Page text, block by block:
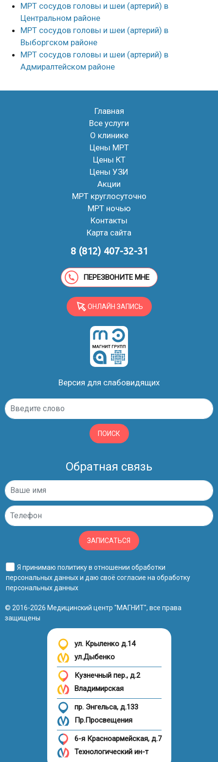
МРТ сосудов головы и шеи (артерий) в
Центральном районе
МРТ сосудов головы и шеи (артерий) в
Выборгском районе
МРТ сосудов головы и шеи (артерий) в
Адмиралтейском районе
Главная
Все услуги
О клинике
Цены МРТ
Цены КТ
Цены УЗИ
Акции
МРТ круглосуточно
МРТ ночью
Контакты
Карта сайта
8 (812) 407-32-31
ПЕРЕЗВОНИТЕ МНЕ
ОНЛАЙН ЗАПИСЬ
Версия для слабовидящих
ПОИСК
Обратная связь
ЗАПИСАТЬСЯ
Я принимаю политику в отношении обработки
персональных данныхи даю своё согласие на обработку
персональных данных
© 2016-2026 Медицинский центр "МАГНИТ", все права
защищены
ул. Крыленко д.14
ул.Дыбенко
Кузнечный пер., д.2
Владимирская
пр. Энгельса, д.133
Пр.Просвещения
6-я Красноармейская, д.7
Технологический ин-т